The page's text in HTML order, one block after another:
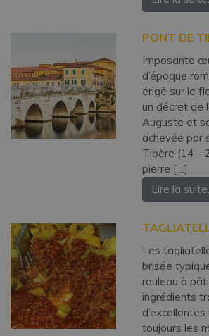
PONT DE
Imposante
d’époque
érigé sur le
un décret de
Auguste et
achevée par
Tibère (14 –
pierre […]
Lire la
Les
brisée
rouleau à
ingrédients
toujours les